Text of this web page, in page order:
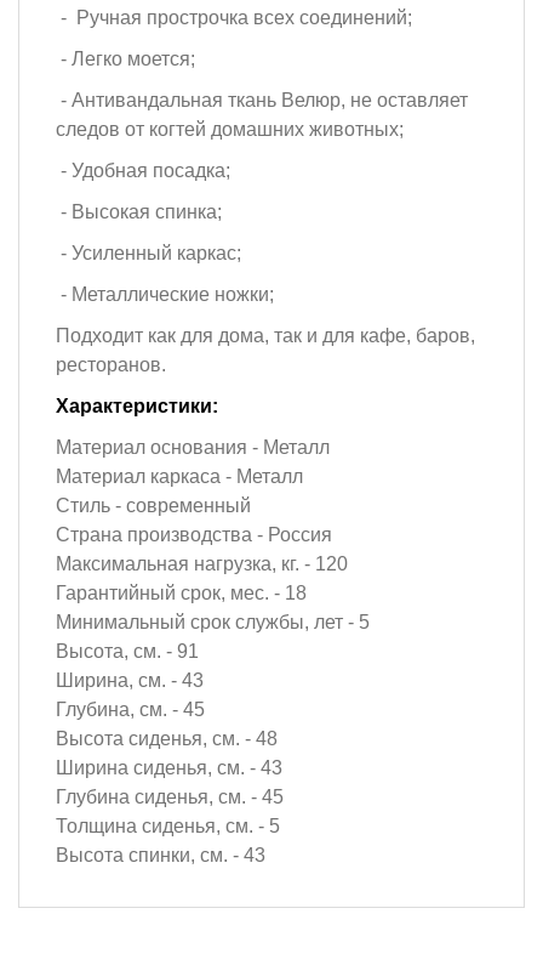
- Ручная прострочка всех соединений;
- Легко моется;
- Антивандальная ткань Велюр, не оставляет
следов от когтей домашних животных;
- Удобная посадка;
- Высокая спинка;
- Усиленный каркас;
- Металлические ножки;
Подходит как для дома, так и для кафе, баров,
ресторанов.
Характеристики:
Материал основания - Металл
Материал каркаса - Металл
Стиль - современный
Страна производства - Россия
Максимальная нагрузка, кг. - 120
Гарантийный срок, мес. - 18
Минимальный срок службы, лет - 5
Высота, см. - 91
Ширина, см. - 43
Глубина, см. - 45
Высота сиденья, см. - 48
Ширина сиденья, см. - 43
Глубина сиденья, см. - 45
Толщина сиденья, см. - 5
Высота спинки, см. - 43